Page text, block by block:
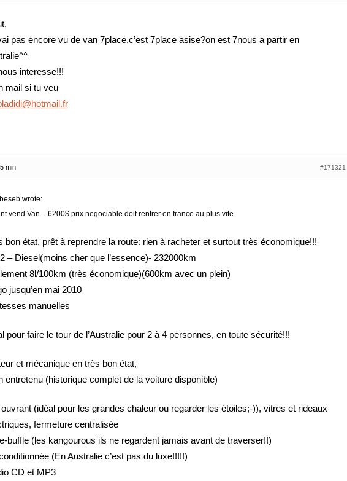
pas encore vu de van 7place,c’est 7place asise?on est 7nous a partir en
interesse!!!
mail si tu veu
min #171321
wrote:
vend Van – 6200$ prix negociable doit rentrer en france au plus vite
bon état, prêt à reprendre la route: rien à racheter et surtout très économique!!!
– Diesel(moins cher que l’essence)- 232000km
8l/100km (très économique)(600km avec un plein)
jusqu’en mai 2010
manuelles
pour faire le tour de l’Australie pour 2 à 4 personnes, en toute sécurité!!!
et mécanique en très bon état,
entretenu (historique complet de la voiture disponible)
ouvrant (idéal pour les grandes chaleur ou regarder les étoiles;-)), vitres et rideaux
fermeture centralisée
buffle (les kangourous ils ne regardent jamais avant de traverser!!)
(En Australie c’est pas du luxe!!!!!)
CD et MP3